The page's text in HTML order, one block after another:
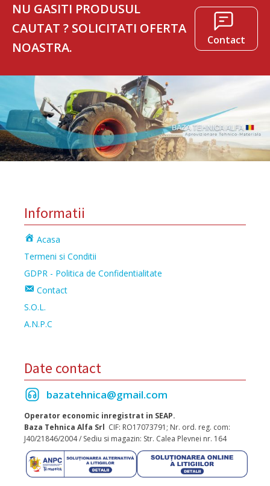
NU GASITI PRODUSUL
CAUTAT ? SOLICITATI OFERTA
NOASTRA.
Contact
Informatii
Acasa
Termeni si Conditii
GDPR - Politica de Confidentialitate
Contact
S.O.L.
A.N.P.C
Date contact
bazatehnica@gmail.com
Operator economic inregistrat in SEAP.
Baza Tehnica Alfa Srl CIF: RO17073791; Nr. ord. reg. com:
J40/21846/2004 / Sediu si magazin: Str. Calea Plevnei nr. 164